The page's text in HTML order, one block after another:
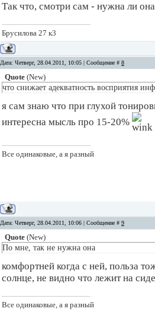
Так что, смотри сам - нужна ли
Брусилова 27 к3
Дата: Четверг, 28.04.2011, 10:05 | Сообщение # 8
Quote (New)
что снижает адекватность восприятия
я сам знаю что при глухой
интересна мысль про 15-20%
Все одинаковые, а я разный
Дата: Четверг, 28.04.2011, 10:06 | Сообщение # 9
Quote (New)
По мне, так не нужна она
комфортней когда с ней, польза
солнце, не видно что лежит на
Все одинаковые, а я разный